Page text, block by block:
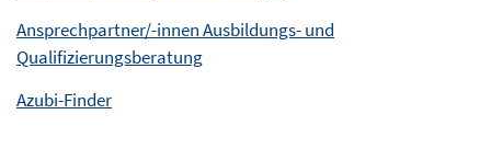
Ansprechpartner/-innen Ausbildungs- und
Qualifizierungsberatung
Azubi-Finder